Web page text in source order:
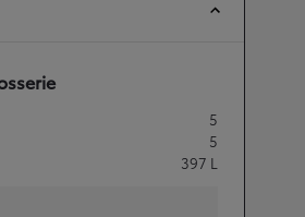
5
5
397 L